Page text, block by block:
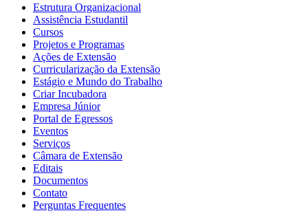
Estrutura Organizacional
Assistência Estudantil
Cursos
Projetos e Programas
Ações de Extensão
Curricularização da Extensão
Estágio e Mundo do Trabalho
Criar Incubadora
Empresa Júnior
Portal de Egressos
Eventos
Serviços
Câmara de Extensão
Editais
Documentos
Contato
Perguntas Frequentes